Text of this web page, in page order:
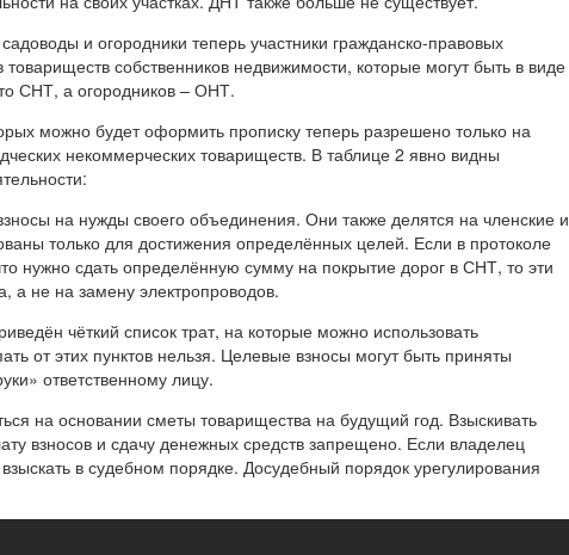
и огородники теперь участники гражданско-правовых
собственников недвижимости, которые могут быть в виде
СНТ, а огородников – ОНТ.
можно будет оформить прописку теперь разрешено только на
некоммерческих товариществ. В таблице 2 явно видны
на нужды своего объединения. Они также делятся на членские и
только для достижения определённых целей. Если в протоколе
нужно сдать определённую сумму на покрытие дорог в СНТ, то эти
а не на замену электропроводов.
чёткий список трат, на которые можно использовать
от этих пунктов нельзя. Целевые взносы могут быть приняты
ответственному лицу.
на основании сметы товарищества на будущий год. Взыскивать
взносов и сдачу денежных средств запрещено. Если владелец
в судебном порядке. Досудебный порядок урегулирования